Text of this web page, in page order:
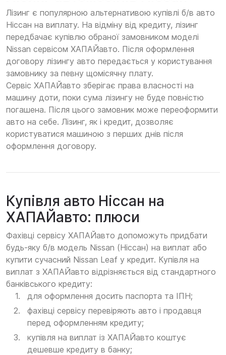
Лізинг є популярною альтернативою купівлі б/в авто
Ніссан на виплату. На відміну від кредиту, лізинг
передбачає купівлю обраної замовником моделі
Nissan сервісом ХАПАЙавто. Після оформлення
договору лізингу авто передається у користування
замовнику за певну щомісячну плату.
Сервіс ХАПАЙавто зберігає права власності на
машину доти, поки сума лізингу не буде повністю
погашена. Після цього замовник може переоформити
авто на себе. Лізинг, як і кредит, дозволяє
користуватися машиною з перших днів після
оформлення договору.
Купівля авто Ніссан на
ХАПАЙавто: плюси
Фахівці сервісу ХАПАЙавто допоможуть придбати
будь-яку б/в модель Nissan (Ніссан) на виплат або
купити сучасний Nissan Leaf у кредит. Купівля на
виплат з ХАПАЙавто відрізняється від стандартного
банківського кредиту:
для оформлення досить паспорта та ІПН;
фахівці сервісу перевіряють авто і продавця
перед оформленням кредиту;
купівля на виплат із ХАПАЙавто коштує
дешевше кредиту в банку;